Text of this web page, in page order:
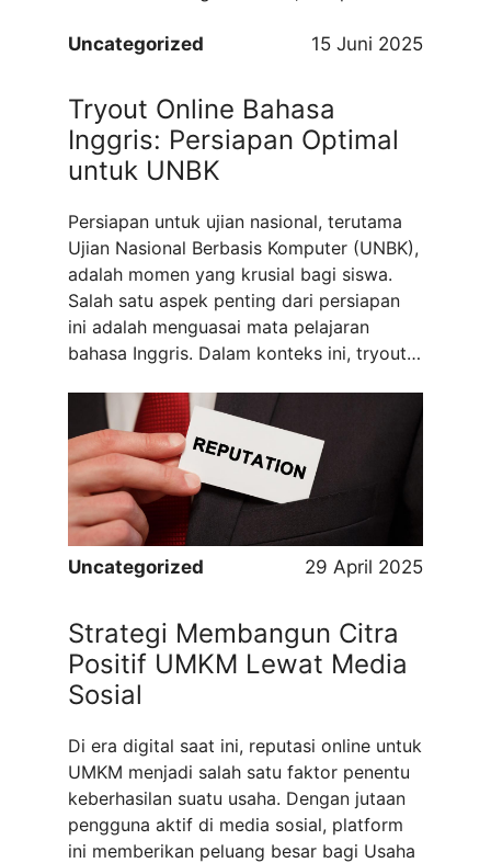
keberadaan kontraktor bangunan terdekat
kepercayaan yang lebih tinggi. Dengan
berkembangnya teknologi dan kebutuhan
akan layanan yang cepat serta
transaparan, kontraktor lokal ...
Uncategorized 15 Juni 2025
Tryout Online Bahasa
Inggris: Persiapan Optimal
untuk UNBK
Persiapan untuk ujian nasional, terutama
Ujian Nasional Berbasis Komputer (UNBK),
adalah momen yang krusial bagi siswa.
Salah satu aspek penting dari persiapan
ini adalah menguasai mata pelajaran
bahasa Inggris. Dalam konteks ini, tryout
cerdas bagi siswa untuk mengukur
kemampuan dan memahami format ujian
secara lebih baik. Dengan adanya
tryout.id, ...Read more
Uncategorized 29 April 2025
Strategi Membangun Citra
Positif UMKM Lewat Media
Sosial
Di era digital saat ini, reputasi online untuk
UMKM menjadi salah satu faktor penentu
keberhasilan suatu usaha. Dengan jutaan
pengguna aktif di media sosial, platform
ini memberikan peluang besar bagi Usaha